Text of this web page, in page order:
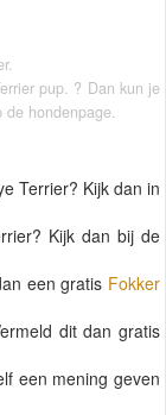
pup. ? Dan kun je
hondenpage.
Terrier? Kijk dan in
Kijk dan bij de
een gratis Fokker
dit dan gratis
een mening geven